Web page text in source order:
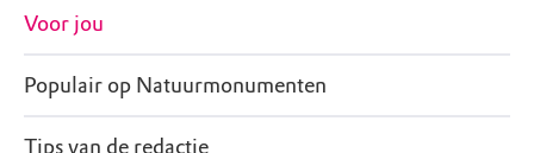
Voor jou
Populair op Natuurmonumenten
Tips van de redactie